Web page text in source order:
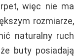
więc nie ma
rozmiarze,
naturalny ruch
buty posiadają